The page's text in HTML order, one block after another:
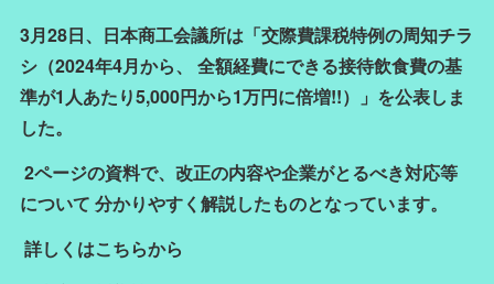
3月28日、日本商工会議所は「交際費課税特例の周知チラ
シ（2024年4月から、 全額経費にできる接待飲食費の基
準が1人あたり5,000円から1万円に倍増!!）」を公表しま
した。
2ページの資料で、改正の内容や企業がとるべき対応等
について 分かりやすく解説したものとなっています。
詳しくはこちらから